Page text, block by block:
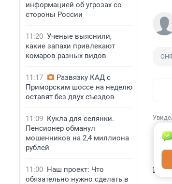
информацией об угрозах со
стороны России
11:20 Ученые выяснили,
какие запахи привлекают
комаров разных видов
11:17
Развязку КАД с
Приморским шоссе на неделю
оставят без двух съездов
11:09 Кукла для селянки.
Пенсионер обманул
мошенников на 2,4 миллиона
рублей
11:00 Наш проект: Что
обязательно нужно сделать в